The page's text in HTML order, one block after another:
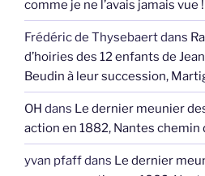
comme je ne l’avais jamais vue !
Frédéric de Thysebaertdans
d’hoiries des 12 enfants de
Beudin à leur succession,
OH dans Le dernier meunier
action en 1882, Nantes chemin
yvan pfaffdans Le dernier